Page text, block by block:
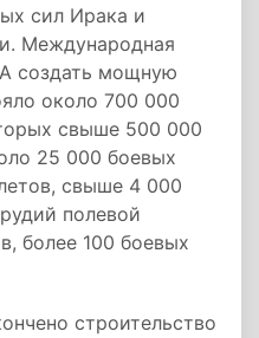
сил Ирака и
Международная
создать мощную
около 700 000
свыше 500 000
25 000 боевых
свыше 4 000
полевой
более 100 боевых
строительство